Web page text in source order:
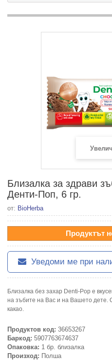
Близалка за здрави
Денти-Поп, 6 гр.
от: BioHerba
Продуктът
Уведоми ме при
Близалка без захар Denti-Pop е
на зъбите на Вас и на Вашето дете.
какао.
Продуктов код: 36653267
Баркод: 5907763674637
Опаковка: 1 бр. близалка
Произход: Полша